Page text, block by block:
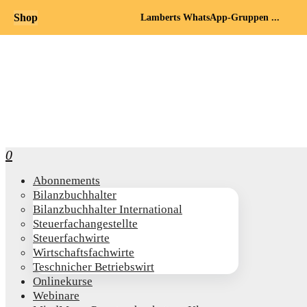
0
Abon­ne­ments
Bilanz­buch­hal­ter
Bilanz­buch­hal­ter International
Steu­er­fach­an­ge­stell­te
Steu­er­fach­wir­te
Wirt­schafts­fach­wir­te
Teschni­cher Betriebswirt
Online­kur­se
Web­i­na­re
Shop Lamberts WhatsApp-Gruppen ...